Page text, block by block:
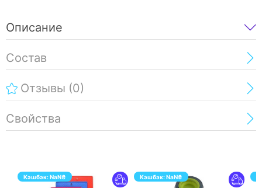
Описание
Состав
Отзывы (0)
Свойства
Кэшбэк:NaN₴ Кэшбэк:NaN₴